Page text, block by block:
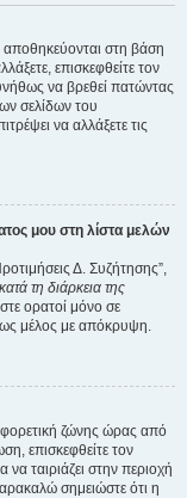
αποθηκεύονται στη βάση
επισκεφθείτε τον
να βρεθεί πατώντας
σελίδων του
να αλλάξετε τις
μου στη λίστα μελών
Δ. Συζήτησης”,
τη διάρκεια της
ορατοί μόνο σε
ως μέλος με απόκρυψη.
ζώνης ώρας από
επισκεφθείτε τον
ταιριάζει στην περιοχή
σημειώστε ότι η